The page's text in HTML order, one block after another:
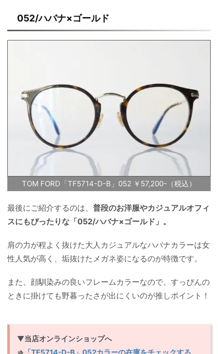
052/ハバナ×ゴールド
TOM FORD「TF5714-D-B」052 ￥57,200-（税込）
最後にご紹介するのは、 普段のお洋服やカジュアルオフィ
スにもぴったりな「052/ハバナ×ゴールド」。
肩の力が程よく抜けた大人カジュアルなハバナカラーは女
性人気が高く、垢抜けたメガネ姿になるのが特徴です。
また、顔馴染みの良いフレームカラーなので、すっぴんの
ときに掛けても野暮ったさが出にくいのが推しポイント！
▼当店オンラインショップへ